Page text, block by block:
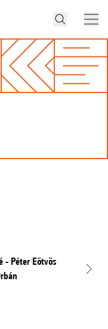
Péter Eötvös